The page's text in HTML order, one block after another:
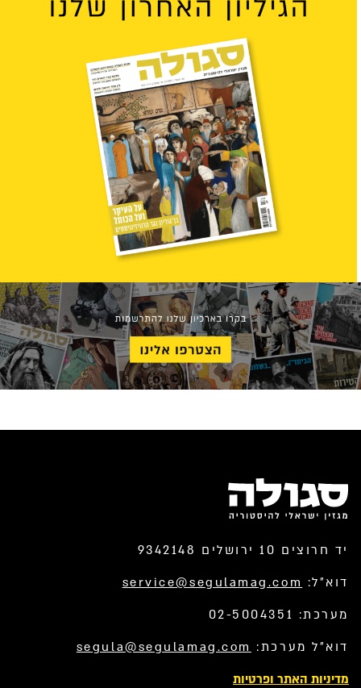
יד חרוצים 10 ירושלים 9342148
דוא”ל: service@segulamag.com
מערכת: 02-5004351
דוא”ל מערכת: segula@segulamag.com
מדיניות האתר ופרטיות